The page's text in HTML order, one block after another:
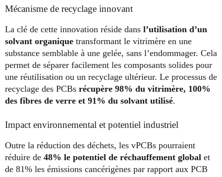
Mécanisme de recyclage innovant
La clé de cette innovation réside dans l’utilisation d’un
solvant organique transformant le vitrimère en une
substance semblable à une gelée, sans l’endommager. Cela
permet de séparer facilement les composants solides pour
une réutilisation ou un recyclage ultérieur. Le processus de
recyclage des PCBs récupère 98% du vitrimère, 100%
des fibres de verre et 91% du solvant utilisé.
Impact environnemental et potentiel industriel
Outre la réduction des déchets, les vPCBs pourraient
réduire de 48% le potentiel de réchauffement global et
de 81% les émissions cancérigènes par rapport aux PCB